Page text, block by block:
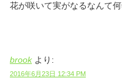
花が咲いて実がなるなんて何
brook より:
2016年6月23日 12:34 PM